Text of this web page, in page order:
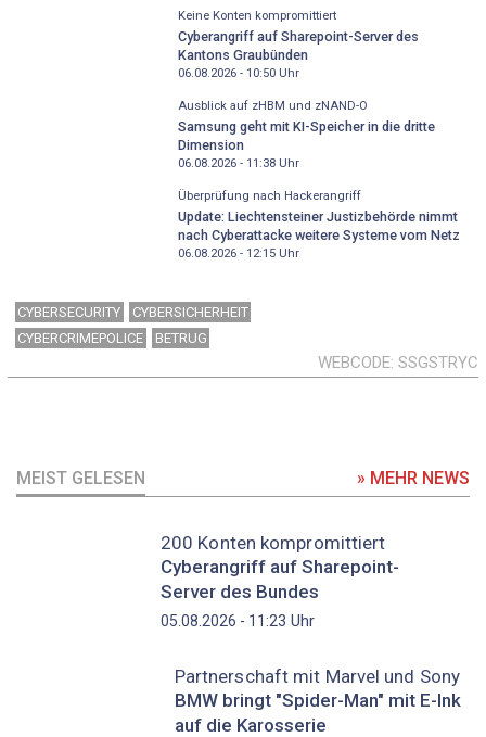
Keine Konten kompromittiert
Cyberangriff auf Sharepoint-Server des
Kantons Graubünden
06.08.2026 - 10:50Uhr
Ausblick auf zHBM und zNAND-O
Samsung geht mit KI-Speicher in die dritte
Dimension
06.08.2026 - 11:38Uhr
Überprüfung nach Hackerangriff
Update: Liechtensteiner Justizbehörde nimmt
nach Cyberattacke weitere Systeme vom Netz
06.08.2026 - 12:15Uhr
CYBERSECURITY
CYBERSICHERHEIT
CYBERCRIMEPOLICE
BETRUG
WEBCODE SSGSTRYC
MEIST GELESEN » MEHR NEWS
200 Konten kompromittiert
Cyberangriff auf Sharepoint-
Server des Bundes
05.08.2026 - 11:23 Uhr
Partnerschaft mit Marvel und Sony
BMW bringt "Spider-Man" mit E-Ink
auf die Karosserie